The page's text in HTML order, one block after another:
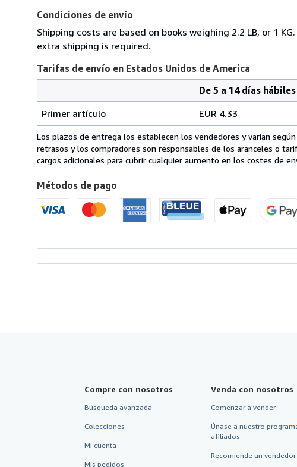
Condiciones de envío
Shipping costs are based on books weighing 2.2 LB, or 1
extra shipping is required.
Tarifas de envío en Estados Unidos de America
de
envío
en
Estados
de
America
pedido
De 5 a 14 días hábiles
Primer artículo
EUR 4.33
Los plazos de entrega los establecen los vendedores y varían
retrasos y los compradores son responsables de los aranceles o
cargos adicionales para cubrir cualquier aumento en los costes de
Métodos de pago
Compre con nosotros
Búsqueda avanzada
Colecciones
Mi cuenta
Mis pedidos
Venda con nosotros
Comenzar a vender
Únase a nuestro
afiliados
Recomiende un vendedor